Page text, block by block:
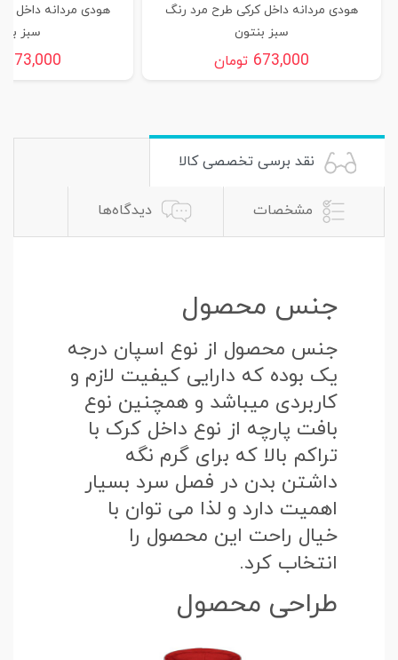
هودی مردانه داخل کرکی طرح مرد رنگ
سبز بنتون
673,000 تومان
هودی مردانه داخل
سبز
673,000
نقد برسی تخصصی کالا
مشخصات دیدگاه‌ها
جنس محصول
جنس محصول از نوع اسپان درجه
یک بوده که دارایی کیفیت لازم و
کاربردی میباشد و همچنین نوع
بافت پارچه از نوع داخل کرک با
تراکم بالا که برای گرم نگه
داشتن بدن در فصل سرد بسیار
اهمیت دارد و لذا می توان با
خیال راحت این محصول را
انتخاب کرد.
طراحی محصول